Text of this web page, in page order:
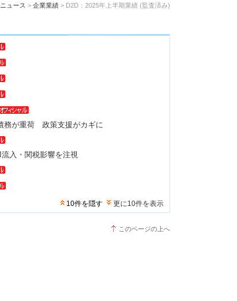
ュース > 企業業績 > D2D：2025年上半期業績 (監査済み)
務が重荷 政策支援がカギに
入・関税影響を注視
10件を隠す 更に10件を表示
このページの上へ